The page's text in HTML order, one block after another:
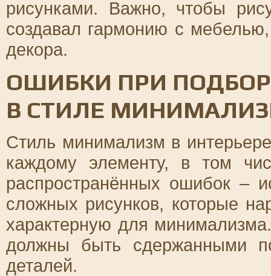
рисунками. Важно, чтобы
создавал гармонию с
декора.
ОШИБКИ ПРИ
В СТИЛЕ
Стиль минимализм в
каждому элементу, в том
распространённых ошибок –
сложных рисунков, которые
характерную для
должны быть сдержанными
деталей.